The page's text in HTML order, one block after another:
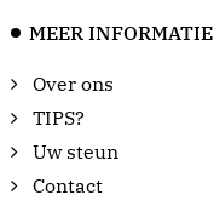
MEER INFORMATIE
Over ons
TIPS?
Uw steun
Contact